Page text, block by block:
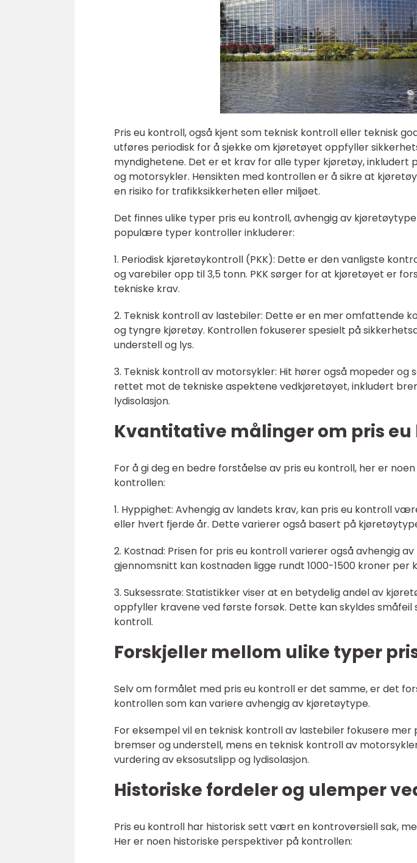
Pris eu kontroll, også kjent som teknisk kontroll eller teknisk
utføres periodisk for å sjekke om kjøretøyet oppfyller
myndighetene. Det er et krav for alle typer kjøretøy, inkludert
og motorsykler. Hensikten med kontrollen er å sikre at
en risiko for trafikksikkerheten eller miljøet.
Det finnes ulike typer pris eu kontroll, avhengig av
populære typer kontroller inkluderer:
1. Periodisk kjøretøykontroll (PKK): Dette er den vanligste
og varebiler opp til 3,5 tonn. PKK sørger for at kjøretøyet er
tekniske krav.
2. Teknisk kontroll av lastebiler: Dette er en mer omfattende
og tyngre kjøretøy. Kontrollen fokuserer spesielt på
understell og lys.
3. Teknisk kontroll av motorsykler: Hit hører også mopeder og
rettet mot de tekniske aspektene vedkjøretøyet, inkludert
lydisolasjon.
Kvantitative målinger om pris
For å gi deg en bedre forståelse av pris eu kontroll, her er
kontrollen:
1. Hyppighet: Avhengig av landets krav, kan pris eu kontroll
eller hvert fjerde år. Dette varierer også basert på
2. Kostnad: Prisen for pris eu kontroll varierer også avhengig
gjennomsnitt kan kostnaden ligge rundt 1000-1500 kroner per
3. Suksessrate: Statistikker viser at en betydelig andel av
oppfyller kravene ved første forsøk. Dette kan skyldes
kontroll.
Forskjeller mellom ulike typer
Selv om formålet med pris eu kontroll er det samme, er det
kontrollen som kan variere avhengig av kjøretøytype.
For eksempel vil en teknisk kontroll av lastebiler fokusere
bremser og understell, mens en teknisk kontroll av
vurdering av eksosutslipp og lydisolasjon.
Historiske fordeler og ulemper
Pris eu kontroll har historisk sett vært en kontroversiell sak,
Her er noen historiske perspektiver på kontrollen: